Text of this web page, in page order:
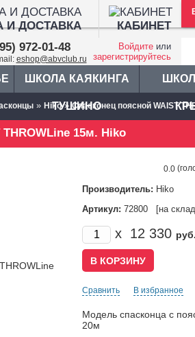
И ДОСТАВКА КАБИНЕТ
972-01-48
eshop@abvclub.ru
Войдите или
зарегистрируйтесь
ШКОЛА КАЯКИНГА
ТУШИНО
» Hiko» Спасконец поясной WAIST
15м. Hiko
0.0
Производитель: Hiko
Артикул: 72800 [на
x 12 330 руб.
Сравнить В избранное
Модель спасконца с
20м